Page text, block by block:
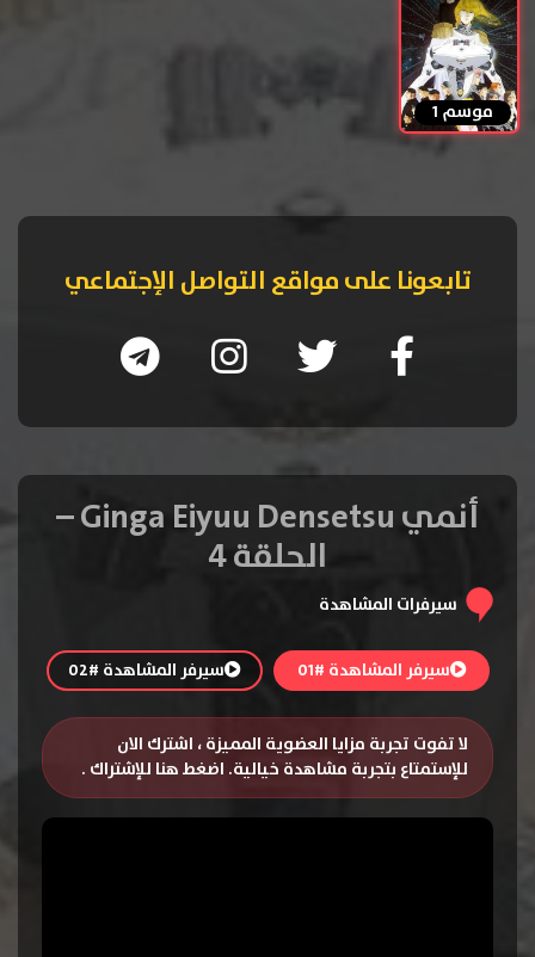
موسم 1
تابعونا على مواقع التواصل الإجتماعي
أنمي Ginga Eiyuu Densetsu –
الحلقة 4
سيرفرات المشاهدة
سيرفر المشاهدة #01 سيرفر المشاهدة #02
لا تفوت تجربة مزايا العضوية المميزة ، اشترك الان
للإستمتاع بتجربة مشاهدة خيالية. اضغط هنا للإشتراك .